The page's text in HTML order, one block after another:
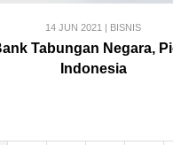
14 JUN 2021 | BISNIS
Tabungan Negara,
Indonesia